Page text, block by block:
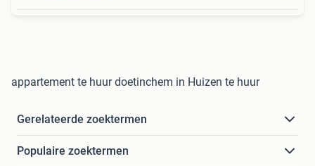
appartement te huur doetinchem in Huizen te huur
Gerelateerde zoektermen
Populaire zoektermen